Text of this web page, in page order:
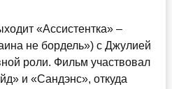
«Ассистентка» –
не бордель») с Джулией
роли. Фильм участвовал
и «Сандэнс», откуда